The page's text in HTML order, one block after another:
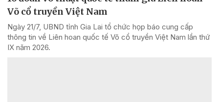
Võ cổ truyền Việt Nam
Ngày 21/7, UBND tỉnh Gia Lai tổ chức họp báo cung cấp
thông tin về Liên hoan quốc tế Võ cổ truyền Việt Nam lần thứ
IX năm 2026.